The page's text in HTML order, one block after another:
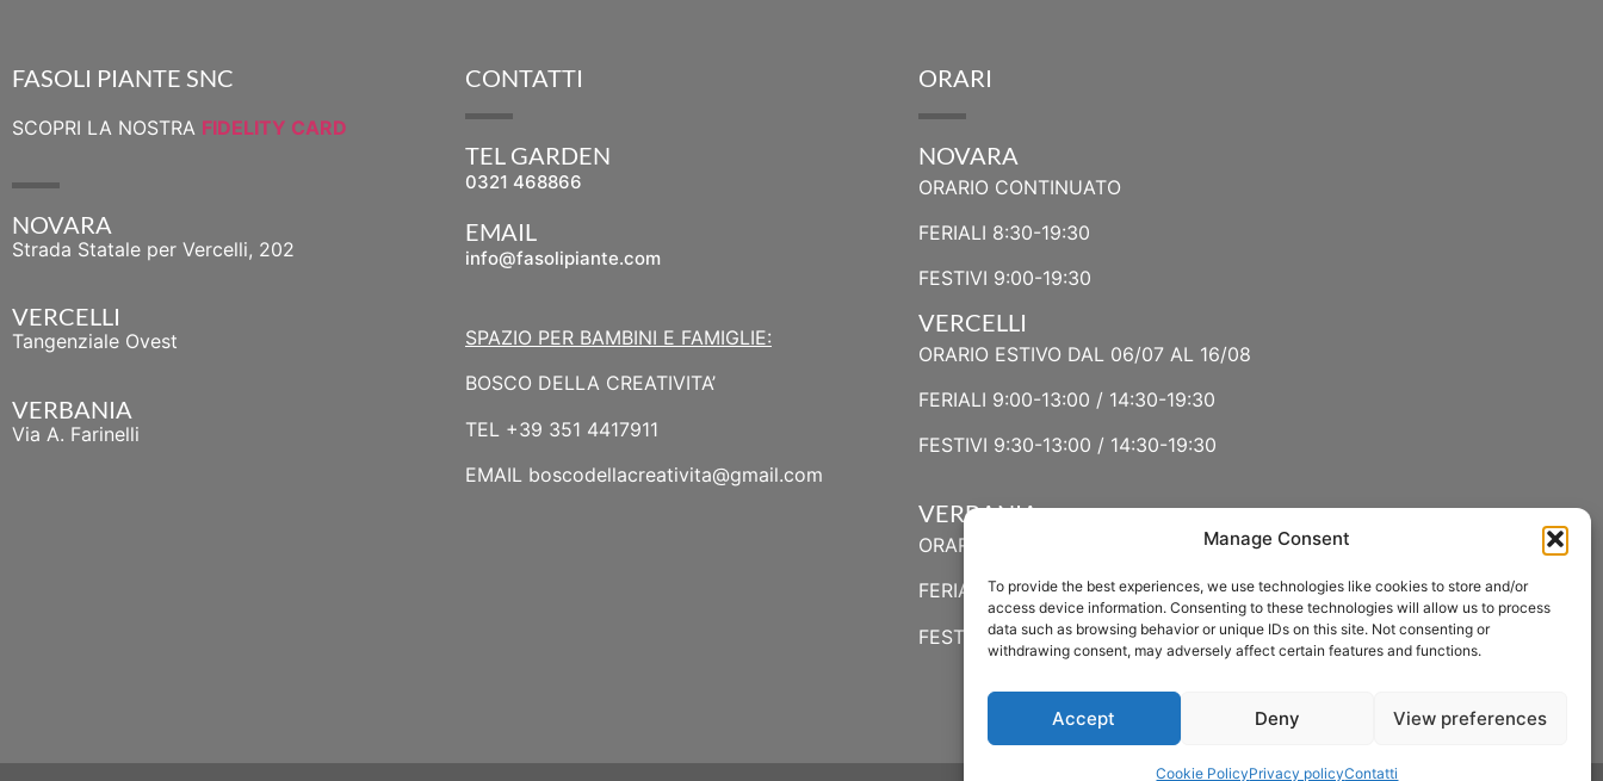
Manage Consent
To provide the best experiences, we use technologies like cookies to store and/or
access device information. Consenting to these technologies will allow us to process
data such as browsing behavior or unique IDs on this site. Not consenting or
withdrawing consent, may adversely affect certain features and functions.
Accept Deny View preferences
Cookie PolicyPrivacy policyContatti
FASOLI PIANTE SNC
SCOPRI LA NOSTRA FIDELITY CARD
NOVARA
Strada Statale per Vercelli, 202
VERCELLI
Tangenziale Ovest
VERBANIA
Via A. Farinelli
CONTATTI
TEL GARDEN
0321 468866
EMAIL
info@fasolipiante.com
SPAZIO PER BAMBINI E FAMIGLIE:
BOSCO DELLA CREATIVITA’
TEL +39 351 4417911
EMAIL boscodellacreativita@gmail.com
ORARI
NOVARA
ORARIO CONTINUATO
FERIALI 8:30-19:30
FESTIVI 9:00-19:30
VERCELLI
ORARIO ESTIVO DAL 06/07 AL 16/08
FERIALI 9:00-13:00 / 14:30-19:30
FESTIVI 9:30-13:00 / 14:30-19:30
VERBANIA
ORARIO ESTIVO LUGLIO E AGOSTO
FERIALI 8:30-13:00 / 15:00-19:00
FESTIVI 8:30-12:30